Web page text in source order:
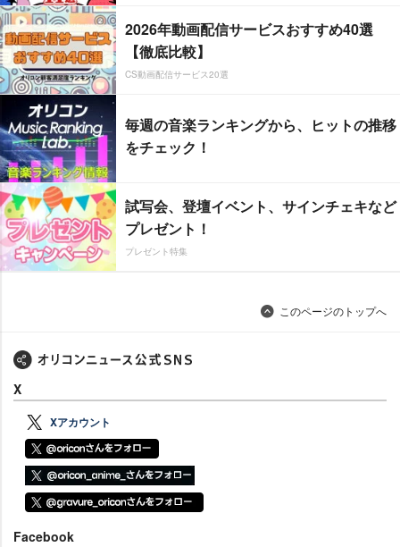
2026年動画配信サービスおすすめ40選
【徹底比較】
CS動画配信サービス20選
毎週の音楽ランキングから、ヒットの推移
をチェック！
試写会、登壇イベント、サインチェキなど
プレゼント！
プレゼント特集
このページのトップへ
X
Xアカウント
Facebook